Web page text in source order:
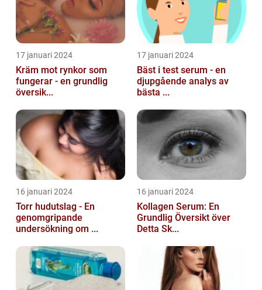
17 januari 2024
Kräm mot rynkor som
fungerar - en grundlig
översik...
17 januari 2024
Bäst i test serum - en
djupgående analys av
bästa ...
16 januari 2024
Torr hudutslag - En
genomgripande
undersökning om ...
16 januari 2024
Kollagen Serum: En
Grundlig Översikt över
Detta Sk...